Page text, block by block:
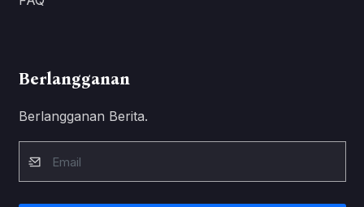
Berlangganan
Berlangganan Berita.